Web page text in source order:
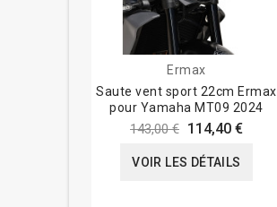
Ermax
Saute vent sport 22cm Ermax
pour Yamaha MT09 2024
143,00 € 114,40 €
VOIR LES DÉTAILS